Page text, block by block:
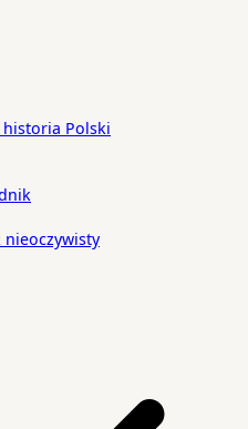
historia Polski
nieoczywisty